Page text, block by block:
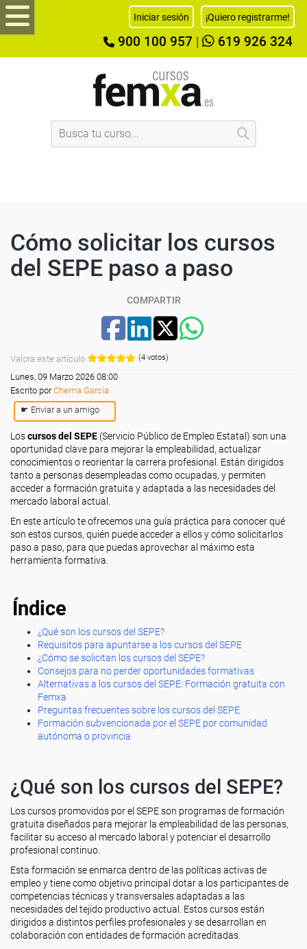
Iniciar sesión ¡Quiero registrarme!
900 100 957 619 926 324
Cómo solicitar los cursos
del SEPE paso a paso
COMPARTIR
Valora este artículo (4 votos)
Lunes, 09 Marzo 2026 08:00
Escrito porChema García
☛ Enviar a un amigo
Loscursos del SEPE (Servicio Público de Empleo Estatal) son una
oportunidad clave para mejorar la empleabilidad, actualizar
conocimientos o reorientar la carrera profesional. Están dirigidos
tanto a personas desempleadas como ocupadas, y permiten
acceder a formación gratuita y adaptada a las necesidades del
mercado laboral actual.
En este artículo te ofrecemos una guía práctica para conocer qué
son estos cursos, quién puede acceder a ellos y cómo solicitarlos
paso a paso, para que puedas aprovechar al máximo esta
herramienta formativa.
Índice
¿Qué son los cursos del SEPE?
Requisitos para apuntarse a los cursos del SEPE
¿Cómo se solicitan los cursos del SEPE?
Consejos para no perder oportunidades formativas
Alternativas a los cursos del SEPE: Formación gratuita con
Femxa
Preguntas frecuentes sobre los cursos del SEPE
Formación subvencionada por el SEPE por comunidad
autónoma o provincia
¿Qué son los cursos del SEPE?
Los cursos promovidos por el SEPE son programas de formación
gratuita diseñados para mejorar la empleabilidad de las personas,
facilitar su acceso al mercado laboral y potenciar el desarrollo
profesional continuo.
Esta formación se enmarca dentro de las políticas activas de
empleo y tiene como objetivo principal dotar a los participantes de
competencias técnicas y transversales adaptadas a las
necesidades del tejido productivo actual. Estos cursos están
dirigidos a distintos perfiles profesionales y se desarrollan en
colaboración con entidades de formación acreditadas.